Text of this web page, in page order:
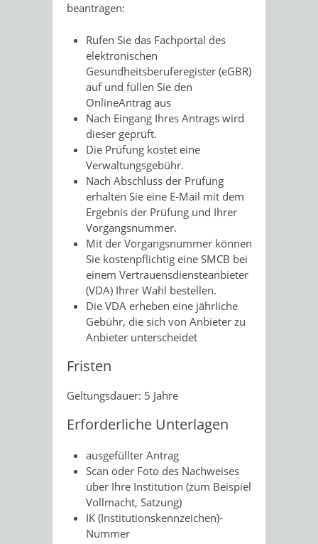
beantragen:
Rufen Sie das Fachportal des
elektronischen
Gesundheitsberuferegister (eGBR)
auf und füllen Sie den
OnlineAntrag aus
Nach Eingang Ihres Antrags wird
dieser geprüft.
Die Prüfung kostet eine
Verwaltungsgebühr.
Nach Abschluss der Prüfung
erhalten Sie eine E-Mail mit dem
Ergebnis der Prüfung und Ihrer
Vorgangsnummer.
Mit der Vorgangsnummer können
Sie kostenpflichtig eine SMCB bei
einem Vertrauensdiensteanbieter
(VDA) Ihrer Wahl bestellen.
Die VDA erheben eine jährliche
Gebühr, die sich von Anbieter zu
Anbieter unterscheidet
Fristen
Geltungsdauer: 5 Jahre
Erforderliche Unterlagen
ausgefüllter Antrag
Scan oder Foto des Nachweises
über Ihre Institution (zum Beispiel
Vollmacht, Satzung)
IK (Institutionskennzeichen)-
Nummer